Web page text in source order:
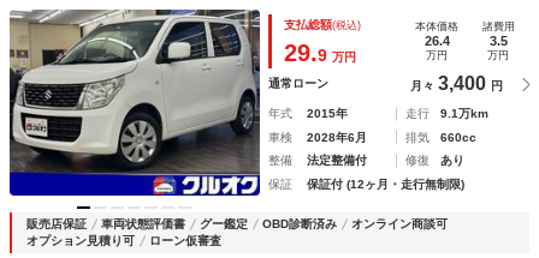
ップ ヘッドライトレベライザー フルオートエアコン 電動
格納ミラー ＣＤ再生
支払総額(税込)
29.9 万円
本体価格
26.4
万円
諸費用
3.5
万円
通常ローン 月々 3,400 円
年式 2015年 走行
9.1万km
車検
2028年6月 排気
660cc
整備
法定整備付 修復
あり
保証
保証付 (12ヶ月・走行無制限)
販売店保証 車両状態評価書 グー鑑定 OBD診断済み
オンライン商談可
オプション見積り可
ローン仮審査